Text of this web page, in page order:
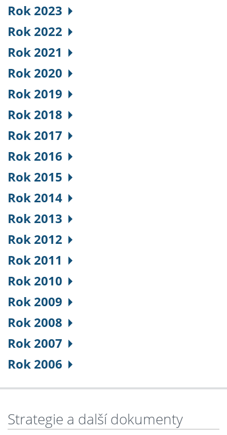
Rok 2023
Rok 2022
Rok 2021
Rok 2020
Rok 2019
Rok 2018
Rok 2017
Rok 2016
Rok 2015
Rok 2014
Rok 2013
Rok 2012
Rok 2011
Rok 2010
Rok 2009
Rok 2008
Rok 2007
Rok 2006
Strategie a další dokumenty